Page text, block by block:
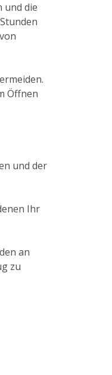
und die
Öffnen
und der
Ihr
an
zu